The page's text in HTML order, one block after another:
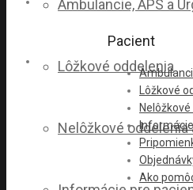
Ambulancie, APS a
Lôžkové oddelenia
Nelôžkové oddelenia
Pacient
Lôžkové
Ako